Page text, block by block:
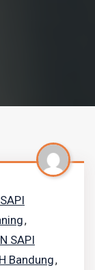
,
SAPI
Bandung,